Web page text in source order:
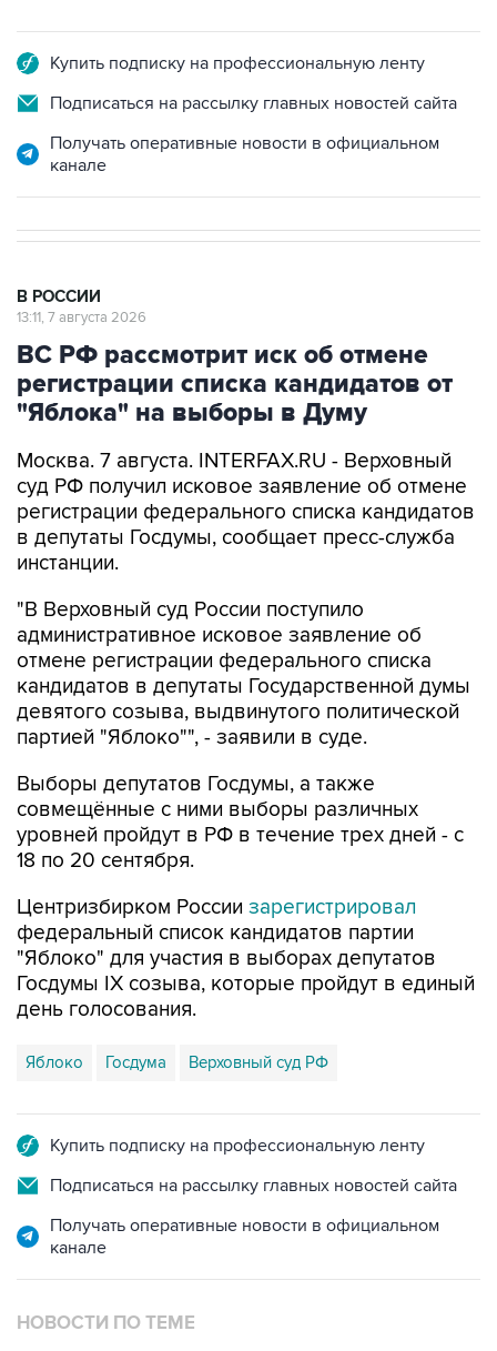
Подписаться на рассылку главных новостей сайта
Получать оперативные новости в официальном
ВС РФ рассмотрит иск об отмене
регистрации списка кандидатов от
"Яблока" на выборы в Думу
Москва. 7 августа. INTERFAX.RU - Верховный
регистрации федерального списка кандидатов
в депутаты Госдумы, сообщает пресс-служба
инстанции.
"В Верховный суд России поступило
отмене регистрации федерального списка
кандидатов в депутаты Государственной думы
девятого созыва, выдвинутого политической
партией "Яблоко"", - заявили в суде.
Выборы депутатов Госдумы, а также
уровней пройдут в РФ в течение трех дней - с
18 по 20 сентября.
Центризбирком России
"Яблоко" для участия в выборах депутатов
Госдумы IX созыва, которые пройдут в единый
день голосования.
Яблоко Госдума Верховный суд РФ
Подписаться на рассылку главных новостей сайта
Получать оперативные новости в официальном
НОВОСТИ ПО ТЕМЕ
29 июля 11:38